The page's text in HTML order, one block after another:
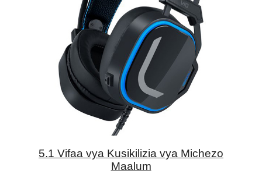
5.1 Vifaa vya Kusikilizia vya Michezo
Maalum